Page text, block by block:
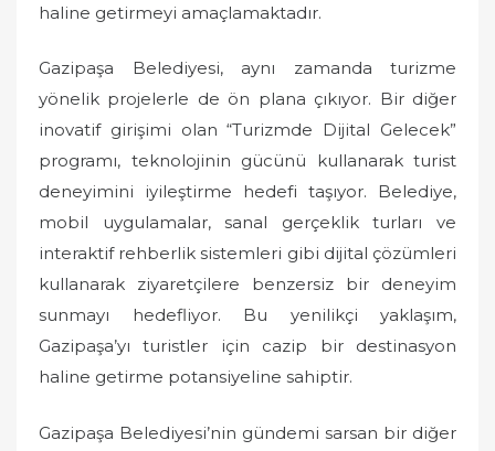
haline getirmeyi amaçlamaktadır.
Gazipaşa Belediyesi, aynı zamanda turizme
yönelik projelerle de ön plana çıkıyor. Bir diğer
inovatif girişimi olan “Turizmde Dijital Gelecek”
programı, teknolojinin gücünü kullanarak turist
deneyimini iyileştirme hedefi taşıyor. Belediye,
mobil uygulamalar, sanal gerçeklik turları ve
interaktif rehberlik sistemleri gibi dijital çözümleri
kullanarak ziyaretçilere benzersiz bir deneyim
sunmayı hedefliyor. Bu yenilikçi yaklaşım,
Gazipaşa’yı turistler için cazip bir destinasyon
haline getirme potansiyeline sahiptir.
Gazipaşa Belediyesi’nin gündemi sarsan bir diğer